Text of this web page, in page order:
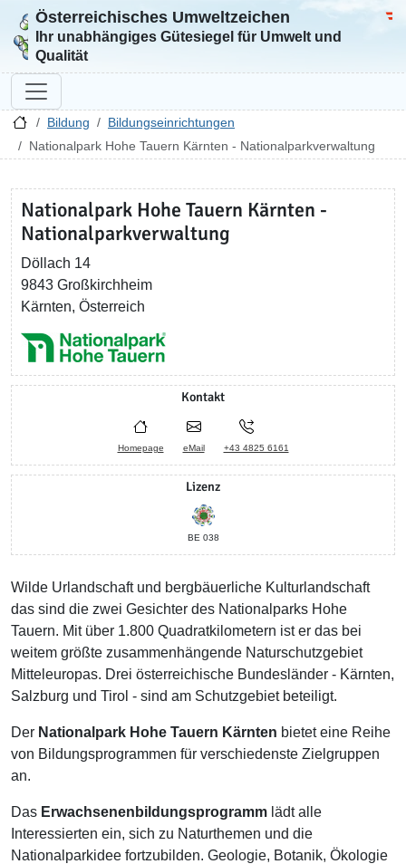
Zur Startseite
Österreichisches Umweltzeichen
Ihr unabhängiges Gütesiegel für Umwelt und
Qualität
Bildung
Bildungseinrichtungen
Nationalpark Hohe Tauern Kärnten - Nationalparkverwaltung
Nationalpark Hohe Tauern Kärnten -
Nationalparkverwaltung
Döllach 14
9843 Großkirchheim
Kärnten, Österreich
Kontakt
Homepage eMail +43 4825 6161
Lizenz
BE 038
Wilde Urlandschaft und bergbäuerliche Kulturlandschaft
das sind die zwei Gesichter des Nationalparks Hohe
Tauern. Mit über 1.800 Quadratkilometern ist er das bei
weitem größte zusammenhängende Naturschutzgebiet
Mitteleuropas. Drei österreichische Bundesländer - Kärnten,
Salzburg und Tirol - sind am Schutzgebiet beteiligt.
Der Nationalpark Hohe Tauern Kärnten bietet eine Reihe
von Bildungsprogrammen für verschiedenste Zielgruppen
an.
Das Erwachsenenbildungsprogramm lädt alle
Interessierten ein, sich zu Naturthemen und die
Nationalparkidee fortzubilden. Geologie, Botanik, Ökologie